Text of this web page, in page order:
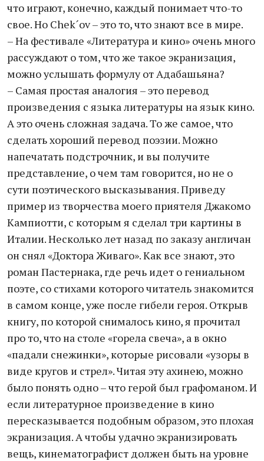
что играют, конечно, каждый понимает что-то
свое. Но Chek´оv – это то, что знают все в мире.
– На фестивале «Литература и кино» очень много
рассуждают о том, что же такое экранизация,
можно услышать формулу от Адабашьяна?
– Самая простая аналогия – это перевод
произведения с языка литературы на язык кино.
А это очень сложная задача. То же самое, что
сделать хороший перевод поэзии. Можно
напечатать подстрочник, и вы получите
представление, о чем там говорится, но не о
сути поэтического высказывания. Приведу
пример из творчества моего приятеля Джакомо
Кампиотти, с которым я сделал три картины в
Италии. Несколько лет назад по заказу англичан
он снял «Доктора Живаго». Как все знают, это
роман Пастернака, где речь идет о гениальном
поэте, со стихами которого читатель знакомится
в самом конце, уже после гибели героя. Открыв
книгу, по которой снималось кино, я прочитал
про то, что на столе «горела свеча», а в окно
«падали снежинки», которые рисовали «узоры в
виде кругов и стрел». Читая эту ахинею, можно
было понять одно – что герой был графоманом. И
если литературное произведение в кино
пересказывается подобным образом, это плохая
экранизация. А чтобы удачно экранизировать
вещь, кинематографист должен быть на уровне